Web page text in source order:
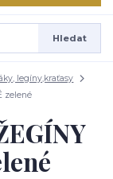
Hledat
legíny,kraťasy
zelené